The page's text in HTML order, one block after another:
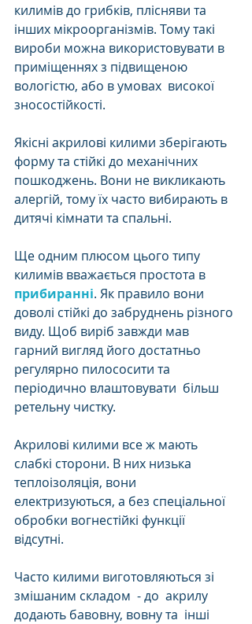
килимів до грибків, плісняви та
інших мікроорганізмів. Тому такі
вироби можна використовувати в
приміщеннях з підвищеною
вологістю, або в умовах  високої
зносостійкості.
Якісні акрилові килими зберігають
форму та стійкі до механічних
пошкоджень. Вони не викликають
алергій, тому їх часто вибирають в
дитячі кімнати та спальні.
Ще одним плюсом цього типу
килимів вважається простота в
прибиранні. Як правило вони
доволі стійкі до забруднень різного
виду. Щоб виріб завжди мав
гарний вигляд його достатньо
регулярно пилососити та
періодично влаштовувати  більш
ретельну чистку.
Акрилові килими все ж мають
слабкі сторони. В них низька
теплоізоляція, вони
електризуються, а без спеціальної
обробки вогнестійкі функції
відсутні.
Часто килими виготовляються зі
змішаним складом  - до  акрилу
додають бавовну, вовну та  інші